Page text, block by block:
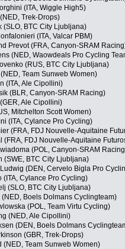
(ITA, Wiggle High5)
Trek-Drops)
(SLO, BTC City Ljubljana)
(ITA, Valcar PBM)
Prevot (FRA, Canyon-SRAM
(NED, Waowdeals Pro Cycling
(RUS, BTC City Ljubljana)
Team Sunweb Women)
(ITA, Ale Cipollini)
(BLR, Canyon-SRAM Racing)
Ale Cipollini)
Mitchelton Scott Women)
(ITA, Cylance Pro Cycling)
(FRA, FDJ Nouvelle-Aquitaine
(FRA, FDJ Nouvelle-Aquitaine
(POL, Canyon-SRAM
(SWE, BTC City Ljubljana)
(DEN, Cervelo Bigla Pro
(ITA, Cylance Pro Cycling)
(SLO, BTC City Ljubljana)
Boels Dolmans Cyclingteam)
(POL, Team Virtu Cycling)
(NED, Ale Cipollini)
(DEN, Boels Dolmans
(GBR, Trek-Drops)
(NED, Team Sunweb Women)